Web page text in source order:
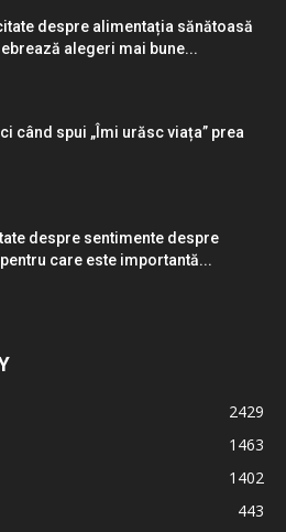
despre alimentația sănătoasă
alegeri mai bune...
când spui „Îmi urăsc viața” prea
despre sentimente despre
care este importantă...
2429
1463
1402
443